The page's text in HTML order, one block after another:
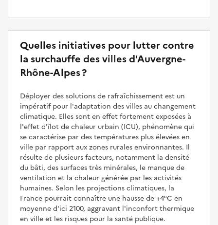
Quelles initiatives pour lutter contre
la surchauffe des villes d'Auvergne-
Rhône-Alpes ?
Déployer des solutions de rafraîchissement est un
impératif pour l'adaptation des villes au changement
climatique. Elles sont en effet fortement exposées à
l'effet d'îlot de chaleur urbain (ICU), phénomène qui
se caractérise par des températures plus élevées en
ville par rapport aux zones rurales environnantes. Il
résulte de plusieurs facteurs, notamment la densité
du bâti, des surfaces très minérales, le manque de
ventilation et la chaleur générée par les activités
humaines. Selon les projections climatiques, la
France pourrait connaître une hausse de +4°C en
moyenne d'ici 2100, aggravant l'inconfort thermique
en ville et les risques pour la santé publique.